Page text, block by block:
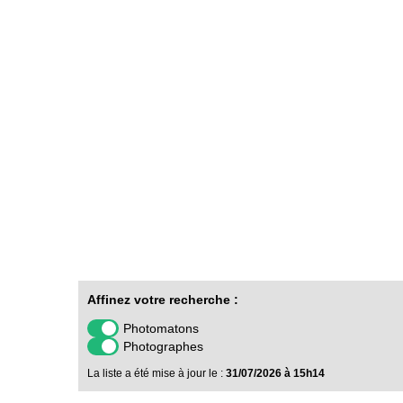
Affinez votre recherche :
Photomatons
Photographes
La liste a été mise à jour le : 31/07/2026 à 15h14